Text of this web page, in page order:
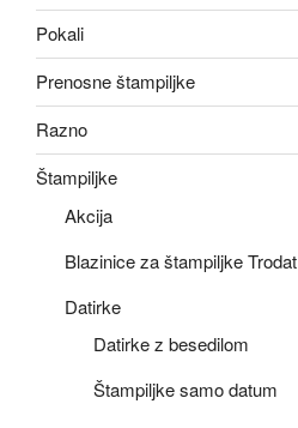
Pokali
Prenosne štampiljke
Razno
Štampiljke
Akcija
Blazinice za štampiljke Trodat
Datirke
Datirke z besedilom
Štampiljke samo datum